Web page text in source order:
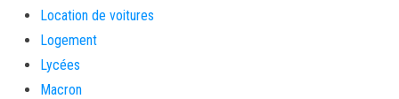
Location de voitures
Logement
Lycées
Macron